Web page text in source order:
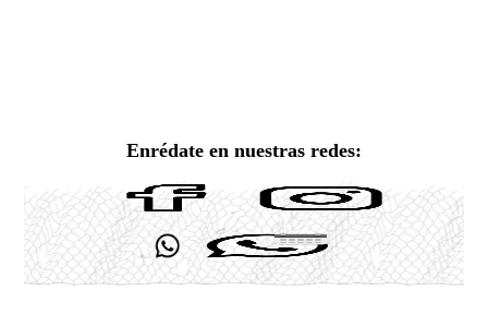
Enrédate en nuestras redes: